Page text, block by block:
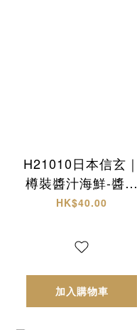
H21010日本信玄｜
樽裝醬汁海鮮-醬油
螺肉
HK$40.00
加入購物車